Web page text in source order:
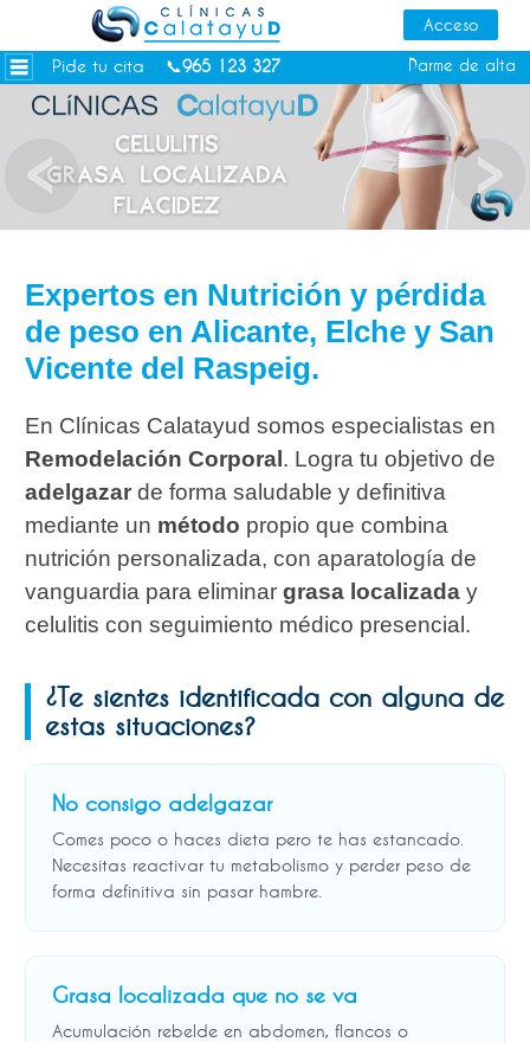
Pide tu cita 📞965 123 327 Darme de alta
Dietas personalizadas
Tratamientos Corporales
Medicina Estética
Depilación Láser Alicante
Contacto
Tienda
Expertos en Nutrición y pérdida
de peso en Alicante, Elche y San
Vicente del Raspeig.
En Clínicas Calatayud somos especialistas en
Remodelación Corporal . Logra tu objetivo de
adelgazar de forma saludable y definitiva
mediante un método propio que combina
nutrición personalizada, con aparatología de
vanguardia para eliminar grasa localizada y
celulitis con seguimiento médico presencial.
¿Te sientes identificada con alguna de
estas situaciones?
No consigo adelgazar
Comes poco o haces dieta pero te has estancado.
Necesitas reactivar tu metabolismo y perder peso de
forma definitiva sin pasar hambre.
Grasa localizada que no se va
Acumulación rebelde en abdomen, flancos o